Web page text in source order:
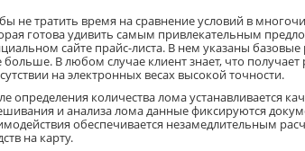
не тратить время на сравнение условий в
готова удивить самым привлекательным
сайте прайс-листа. В нем указаны
В любом случае клиент знает, что
на электронных весах высокой точности.
определения количества лома устанавливается
и анализа лома данные фиксируются
обеспечивается незамедлительным
на карту.